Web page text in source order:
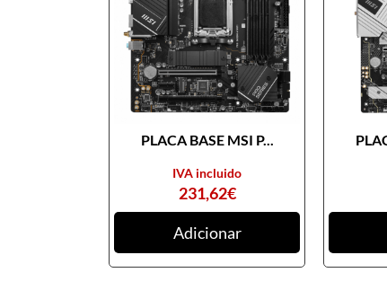
PLACA BASE MSI P...
231,62€
IVA incluido
Adicionar